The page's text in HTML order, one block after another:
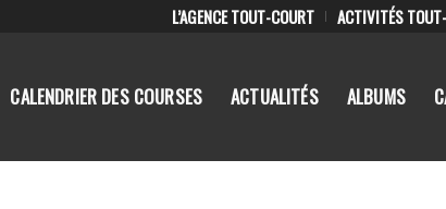
L’AGENCE TOUT-COURT ACTIVITÉS
CALENDRIER DES COURSES ACTUALITÉS ALBUMS